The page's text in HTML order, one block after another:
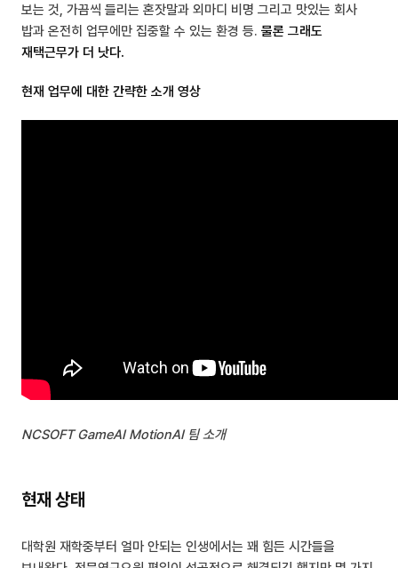
보는 것, 가끔씩 들리는 혼잣말과 외마디 비명 그리고 맛있는 회사
밥과 온전히 업무에만 집중할 수 있는 환경 등. 물론 그래도
재택근무가 더 낫다.
현재 업무에 대한 간략한 소개 영상
NCSOFT GameAI MotionAI 팀 소개
현재 상태
대학원 재학중부터 얼마 안되는 인생에서는 꽤 힘든 시간들을